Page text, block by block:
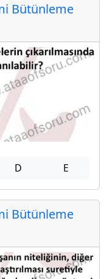
Bütünleme
D E
Bütünleme